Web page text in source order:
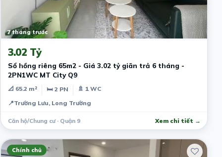
7 tháng trước
3.02 Tỷ
Sổ hồng riêng 65m2 - Giá 3.02 tỷ giãn trả 6 tháng -
2PN1WC MT City Q9
📐 65.2 m² 🛏 2 PN
🚿 1 WC
📍Trường Lưu, Long Trường
Căn hộ/Chung cư · Quận 9 Xem chi tiết →
Chính chủ